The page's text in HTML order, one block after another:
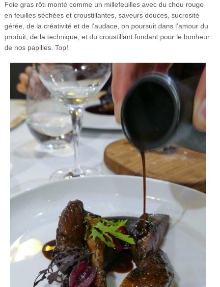
Foie gras rôti monté comme un millefeuilles avec du chou rouge
en feuilles séchées et croustillantes, saveurs douces, sucrosité
gérée, de la créativité et de l’audace, on poursuit dans l’amour du
produit, de la technique, et du croustillant fondant pour le bonheur
de nos papilles. Top!